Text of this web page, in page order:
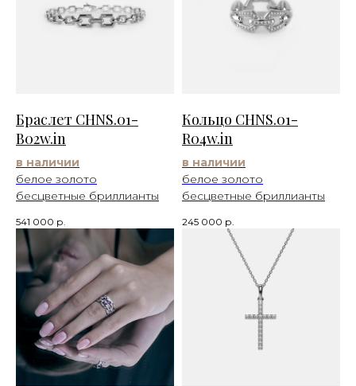
Браслет CHNS.01-
B02w.in
в наличии
белое золото
бесцветные бриллианты
541 000 р.
Кольцо CHNS.01-
R04w.in
в наличии
белое золото
бесцветные бриллианты
245 000 р.